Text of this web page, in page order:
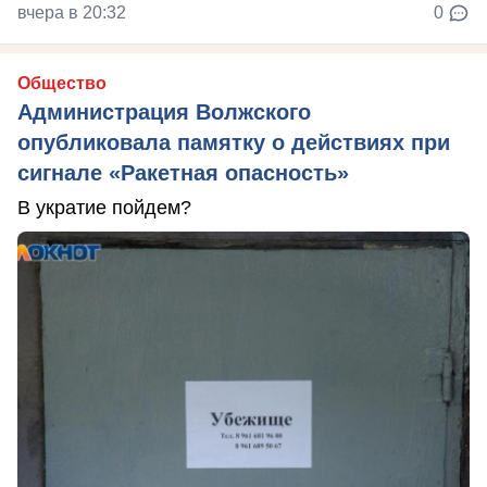
вчера в 20:32 0
Общество
Администрация Волжского
опубликовала памятку о действиях при
сигнале «Ракетная опасность»
В укратие пойдем?